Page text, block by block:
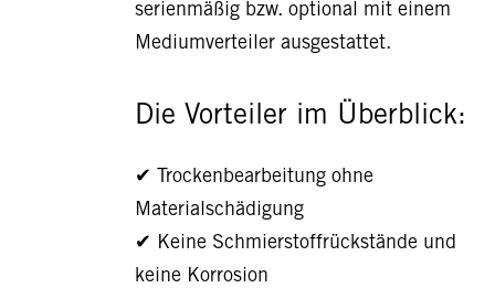
serienmäßig bzw. optional mit einem
Mediumverteiler ausgestattet.
Die Vorteiler im Überblick:
✔ Trockenbearbeitung ohne
Materialschädigung
✔ Keine Schmierstoffrückstände und
keine Korrosion